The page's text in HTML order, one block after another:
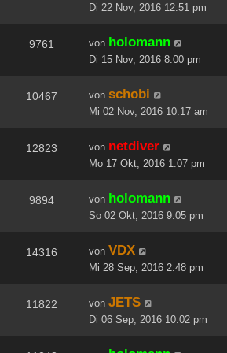
Di 22 Nov, 2016 12:51 pm
9761 von holomann
Di 15 Nov, 2016 8:00 pm
10467 von schobi
Mi 02 Nov, 2016 10:17 am
12823 von netdiver
Mo 17 Okt, 2016 1:07 pm
9894 von holomann
So 02 Okt, 2016 9:05 pm
14316 von VDX
Mi 28 Sep, 2016 2:48 pm
11822 von JETS
Di 06 Sep, 2016 10:02 pm